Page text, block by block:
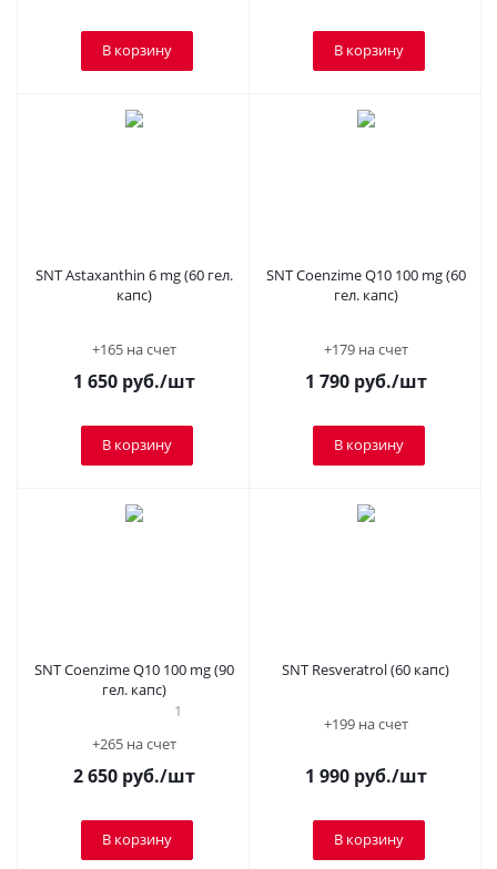
В корзину В корзину
SNT Astaxanthin 6 mg (60 гел.
капс)
+165 на счет
1 650руб./шт
В корзину
SNT Coenzime Q10 100 mg (60
гел. капс)
+179 на счет
1 790руб./шт
В корзину
SNT Coenzime Q10 100 mg (90
гел. капс)
1
+265 на счет
2 650руб./шт
В корзину
SNT Resveratrol (60 капс)
+199 на счет
1 990руб./шт
В корзину